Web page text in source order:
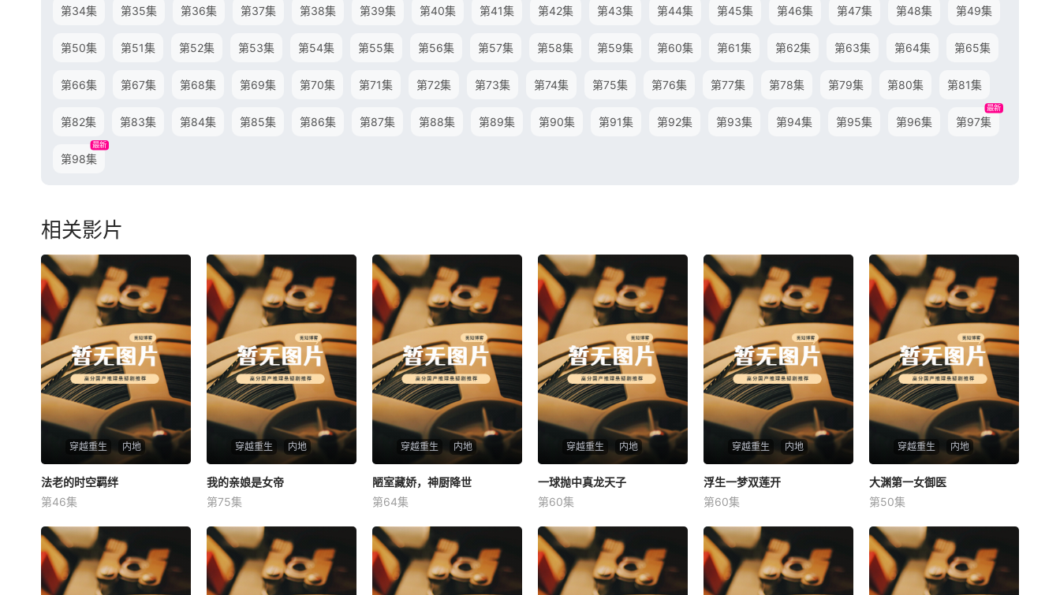
第34集 第35集 第36集 第37集 第38集 第39集 第40集 第41集 第42集 第43集 第44集 第45集 第46集 第47集 第48集 第49集
第50集 第51集 第52集 第53集 第54集 第55集 第56集 第57集 第58集 第59集 第60集 第61集 第62集 第63集 第64集 第65集
第66集 第67集 第68集 第69集 第70集 第71集 第72集 第73集 第74集 第75集 第76集 第77集 第78集 第79集 第80集 第81集
第82集 第83集 第84集 第85集 第86集 第87集 第88集 第89集 第90集 第91集 第92集 第93集 第94集 第95集 第96集 第97集
最新
第98集
最新
相关影片
穿越重生 内地
法老的时空羁绊
未知
法老的时空羁绊
第46集
穿越重生 内地
我的亲娘是女帝
未知
我的亲娘是女帝
第75集
穿越重生 内地
陋室藏娇，神厨降世
未知
陋室藏娇，神厨降世
第64集
穿越重生 内地
一球抛中真龙天子
未知
一球抛中真龙天子
第60集
穿越重生 内地
浮生一梦双莲开
未知
浮生一梦双莲开
第60集
穿越重生 内地
大渊第一女御医
未知
大渊第一女御医
第50集